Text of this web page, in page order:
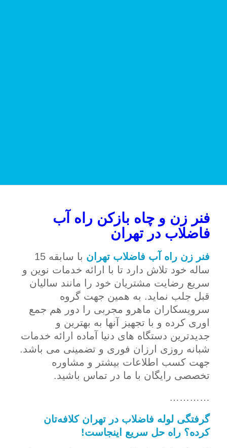
فنر زن و چاه بازکن راه آب
فاضلاب در تهران
فنر زن راه آب فاضلاب تهران
با سابقه 15
ساله خود تلاش دارد تا با ارائه خدمات نوین و
سریع رضایت مشتریان خود را مانند سالیان
قبل جلب نماید. به همین جهت گروه
سرویسکاران ماهرو مجربی را دور هم جمع
اوری کرده و با تجهیز آنها به بهترین و
جدیدترین دستگاه های دنیا آماده ارائه خدمات
شبانه روزی ارزان فوری و تضمینی می باشد.
جهت کسب اطلاعات بیشتر و مشاوره
تخصصی رایگان با ما در تماس باشید.
…………
گرفتگی لوله فاضلاب در تهران کلافه‌تان
کرده؟ راه حل سریع اینجاست!